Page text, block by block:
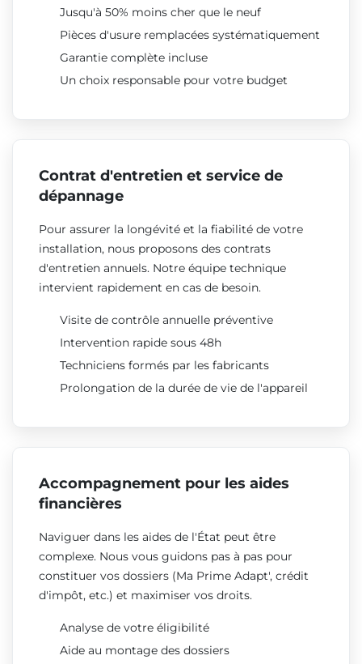
Jusqu'à 50% moins cher que le neuf
Pièces d'usure remplacées systématiquement
Garantie complète incluse
Un choix responsable pour votre budget
Contrat d'entretien et service de
dépannage
Pour assurer la longévité et la fiabilité de votre
installation, nous proposons des contrats
d'entretien annuels. Notre équipe technique
intervient rapidement en cas de besoin.
Visite de contrôle annuelle préventive
Intervention rapide sous 48h
Techniciens formés par les fabricants
Prolongation de la durée de vie de l'appareil
Accompagnement pour les aides
financières
Naviguer dans les aides de l'État peut être
complexe. Nous vous guidons pas à pas pour
constituer vos dossiers (Ma Prime Adapt', crédit
d'impôt, etc.) et maximiser vos droits.
Analyse de votre éligibilité
Aide au montage des dossiers